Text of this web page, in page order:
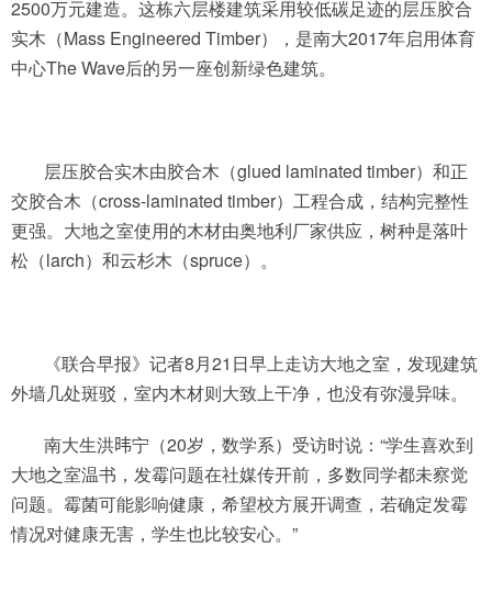
2500万元建造。这栋六层楼建筑采用较低碳足迹的层压胶合
实木（Mass Engineered Timber），是南大2017年启用体育
中心The Wave后的另一座创新绿色建筑。
层压胶合实木由胶合木（glued laminated timber）和正
交胶合木（cross-laminated timber）工程合成，结构完整性
更强。大地之室使用的木材由奥地利厂家供应，树种是落叶
松（larch）和云杉木（spruce）。
《联合早报》记者8月21日早上走访大地之室，发现建筑
外墙几处斑驳，室内木材则大致上干净，也没有弥漫异味。
南大生洪𬀩宁（20岁，数学系）受访时说：“学生喜欢到
大地之室温书，发霉问题在社媒传开前，多数同学都未察觉
问题。霉菌可能影响健康，希望校方展开调查，若确定发霉
情况对健康无害，学生也比较安心。”